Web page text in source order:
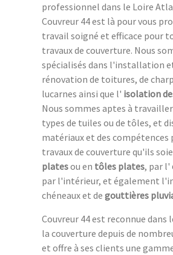
professionnel dans le Loire
Couvreur 44 est là pour vous
travail soigné et efficace pour
travaux de couverture. Nous
spécialisés dans l'installation
rénovation de toitures, de
lucarnes ainsi que l' isolation
Nous sommes aptes à
types de tuiles ou de tôles, et
matériaux et des compétences
travaux de couverture qu'ils
platesou en tôles plates, par l'
par l'intérieur, et également
chéneaux et de gouttières
Couvreur 44 est reconnue dans
la couverture depuis de
et offre à ses clients une